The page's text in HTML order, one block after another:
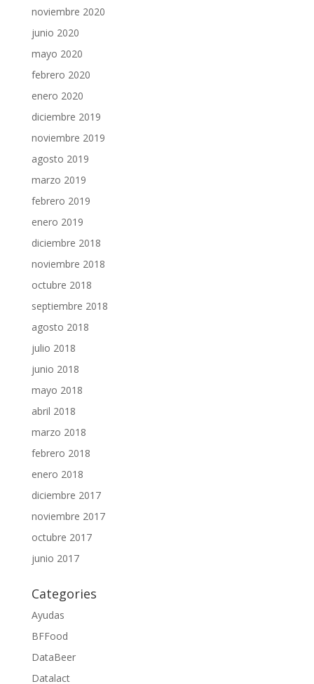
noviembre 2020
junio 2020
mayo 2020
febrero 2020
enero 2020
diciembre 2019
noviembre 2019
agosto 2019
marzo 2019
febrero 2019
enero 2019
diciembre 2018
noviembre 2018
octubre 2018
septiembre 2018
agosto 2018
julio 2018
junio 2018
mayo 2018
abril 2018
marzo 2018
febrero 2018
enero 2018
diciembre 2017
noviembre 2017
octubre 2017
junio 2017
Categories
Ayudas
BFFood
DataBeer
Datalact